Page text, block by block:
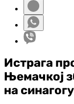
Истрага
Њемачкој
на синагогу